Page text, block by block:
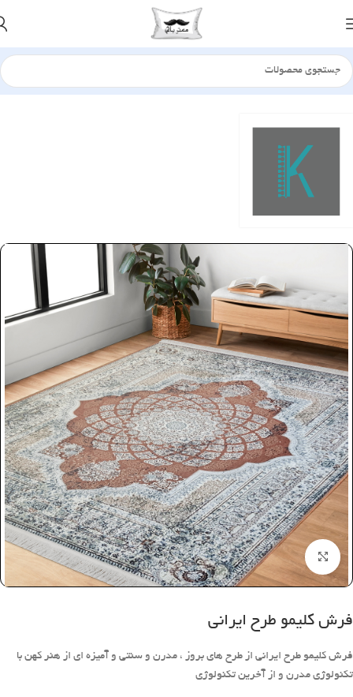
خانه فرش - گلیم کلیمو
بزرگنمایی تصویر
فرش کلیمو طرح ایرانی
فرش کلیمو طرح ایرانی از طرح های بروز ، مدرن و سنتی و آمیزه ای از هنر کهن با
تکنولوژی مدرن و از آخرین تکنولوژی